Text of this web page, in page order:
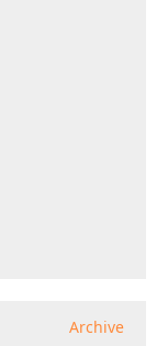
Archive